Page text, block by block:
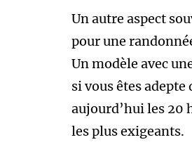
Un autre aspect
pour une
Un modèle avec
si vous êtes
aujourd’hui les 20
les plus exigeants.